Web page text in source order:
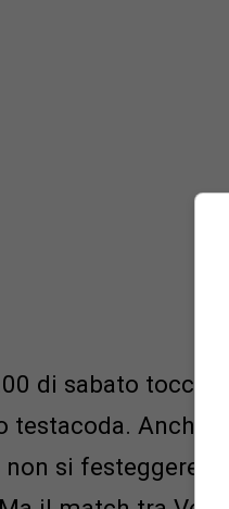
di sabato
testacoda. Anche
non si